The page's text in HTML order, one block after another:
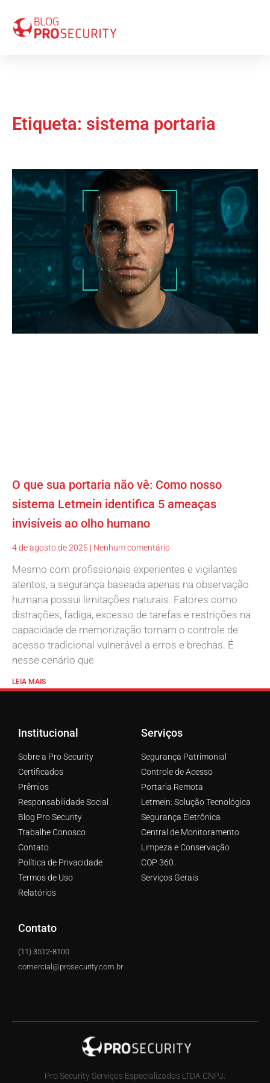
Etiqueta: sistema portaria
O que sua portaria não vê: Como nosso
sistema Letmein identifica 5 ameaças
invisíveis ao olho humano
4 de agosto de 2025 Nenhum comentário
Mesmo com profissionais experientes e vigilantes
atentos, a segurança baseada apenas na observação
humana possui limitações naturais. Fatores como
distrações, fadiga, excesso de tarefas e restrições na
capacidade de memorização tornam o controle de
acesso tradicional vulnerável a erros e brechas. É
nesse cenário que
LEIA MAIS
Institucional
Sobre a Pro Security
Certificados
Prêmios
Responsabilidade Social
Blog Pro Security
Trabalhe Conosco
Contato
Política de Privacidade
Termos de Uso
Relatórios
Serviços
Segurança Patrimonial
Controle de Acesso
Portaria Remota
Letmein: Solução Tecnológica
Segurança Eletrônica
Central de Monitoramento
Limpeza e Conservação
COP 360
Serviços Gerais
Contato
(11) 3512-8100
comercial@prosecurity.com.br
Pro Security Serviços Especializados LTDA CNPJ: